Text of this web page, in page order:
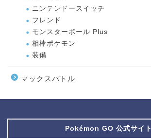
ニンテンドースイッチ
フレンド
モンスターボール Plus
相棒ポケモン
装備
マックスバトル
Pokémon GO 公式サイト